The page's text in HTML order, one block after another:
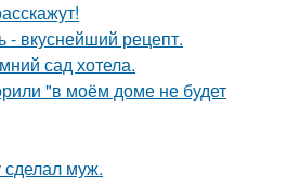
- вкуснейший рецепт.
сад хотела.
"в моём доме не будет
сделал муж.